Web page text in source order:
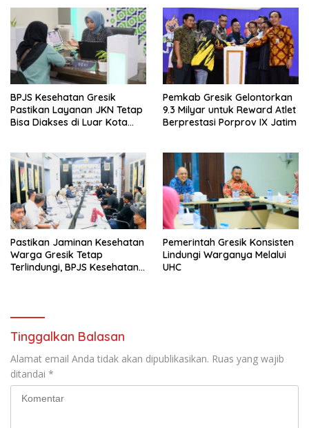
BPJS Kesehatan Gresik
Pastikan Layanan JKN Tetap
Bisa Diakses di Luar Kota
Pemkab Gresik Gelontorkan
9.3 Milyar untuk Reward Atlet
Berprestasi Porprov IX Jatim
Pastikan Jaminan Kesehatan
Warga Gresik Tetap
Terlindungi, BPJS Kesehatan
Pemerintah Gresik Konsisten
Lindungi Warganya Melalui
UHC
Tinggalkan Balasan
Alamat email Anda tidak akan dipublikasikan. Ruas yang wajib
ditandai *